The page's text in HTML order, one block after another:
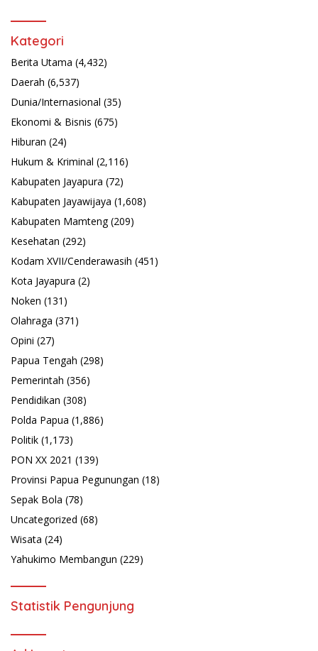
Kategori
Berita Utama (4,432)
Daerah (6,537)
Dunia/Internasional (35)
Ekonomi & Bisnis (675)
Hiburan (24)
Hukum & Kriminal (2,116)
Kabupaten Jayapura (72)
Kabupaten Jayawijaya (1,608)
Kabupaten Mamteng(209)
Kesehatan (292)
Kodam XVII/Cenderawasih (451)
Kota Jayapura (2)
Noken (131)
Olahraga (371)
Opini (27)
Papua Tengah (298)
Pemerintah (356)
Pendidikan (308)
Polda Papua (1,886)
Politik (1,173)
PON XX 2021 (139)
Provinsi Papua Pegunungan (18)
Sepak Bola (78)
Uncategorized (68)
Wisata (24)
Yahukimo Membangun (229)
Statistik Pengunjung